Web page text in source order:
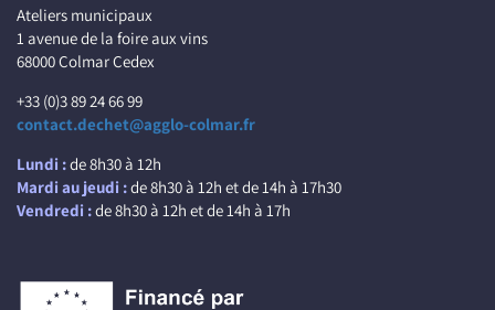
Ateliers municipaux
1 avenue de la foire aux vins
68000 Colmar Cedex
+33 (0)3 89 24 66 99
contact.dechet@agglo-colmar.fr
Lundi :de 8h30 à 12h
Mardi au jeudi :de 8h30 à 12h et de 14h à 17h30
Vendredi :de 8h30 à 12h et de 14h à 17h